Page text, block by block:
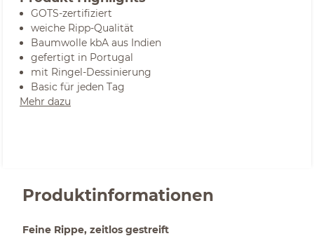
GOTS-zertifiziert
weiche Ripp-Qualität
Baumwolle kbA aus Indien
gefertigt in Portugal
mit Ringel-Dessinierung
Basic für jeden Tag
Mehr dazu
Produktinformationen
Feine Rippe, zeitlos gestreift